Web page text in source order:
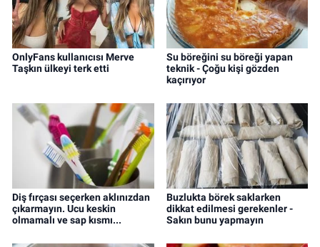
OnlyFans kullanıcısı Merve
Taşkın ülkeyi terk etti
Su böreğini su böreği yapan
teknik - Çoğu kişi gözden
kaçırıyor
Diş fırçası seçerken aklınızdan
çıkarmayın. Ucu keskin
olmamalı ve sap kısmı...
Buzlukta börek saklarken
dikkat edilmesi gerekenler -
Sakın bunu yapmayın